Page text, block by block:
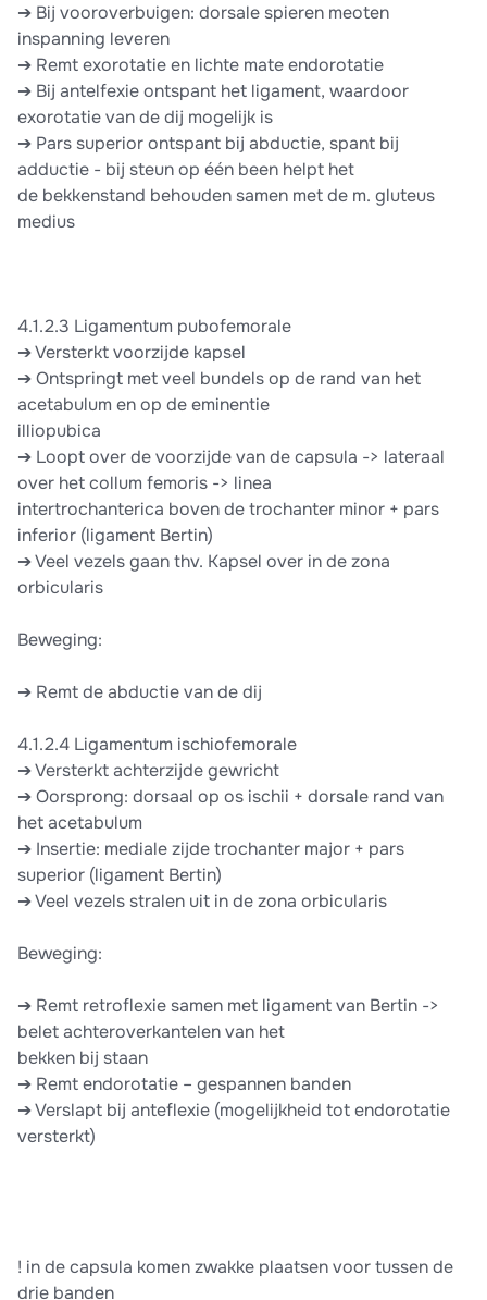
➔ Bij vooroverbuigen: dorsale spieren meoten
inspanning leveren
➔ Remt exorotatie en lichte mate endorotatie
➔ Bij antelfexie ontspant het ligament, waardoor
exorotatie van de dij mogelijk is
➔ Pars superior ontspant bij abductie, spant bij
adductie - bij steun op één been helpt het
de bekkenstand behouden samen met de m. gluteus
medius
4.1.2.3 Ligamentum pubofemorale
➔ Versterkt voorzijde kapsel
➔ Ontspringt met veel bundels op de rand van het
acetabulum en op de eminentie
illiopubica
➔ Loopt over de voorzijde van de capsula -> lateraal
over het collum femoris -> linea
intertrochanterica boven de trochanter minor + pars
inferior (ligament Bertin)
➔ Veel vezels gaan thv. Kapsel over in de zona
orbicularis
Beweging:
➔ Remt de abductie van de dij
4.1.2.4 Ligamentum ischiofemorale
➔ Versterkt achterzijde gewricht
➔ Oorsprong: dorsaal op os ischii + dorsale rand van
het acetabulum
➔ Insertie: mediale zijde trochanter major + pars
superior (ligament Bertin)
➔ Veel vezels stralen uit in de zona orbicularis
Beweging:
➔ Remt retroflexie samen met ligament van Bertin ->
belet achteroverkantelen van het
bekken bij staan
➔ Remt endorotatie – gespannen banden
➔ Verslapt bij anteflexie (mogelijkheid tot endorotatie
versterkt)
! in de capsula komen zwakke plaatsen voor tussen de
drie banden